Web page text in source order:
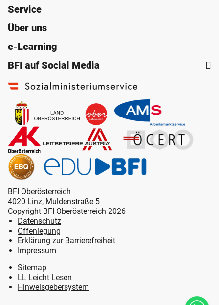
Service
Über uns
e-Learning
BFI auf Social Media
BFI Oberösterreich
4020 Linz, Muldenstraße 5
Copyright BFI Oberösterreich 2026
Datenschutz
Offenlegung
Erklärung zur Barrierefreiheit
Impressum
Sitemap
LL Leicht Lesen
Hinweisgebersystem